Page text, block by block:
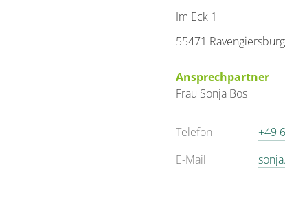
Im Eck 1
55471 Ravengiersburg
Ansprechpartner
Frau Sonja Bos
Telefon
+49
E-Mail